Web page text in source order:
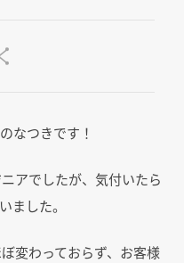
なつきです！
アでしたが、気付いたら
ました。
変わっておらず、お客様